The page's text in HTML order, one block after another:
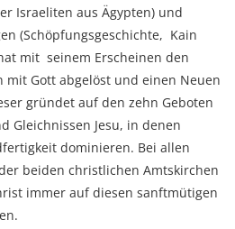
Israeliten aus Ägypten) und
(Schöpfungsgeschichte, Kain
mit seinem Erscheinen den
mit Gott abgelöst und einen Neuen
gründet auf den zehn Geboten
Gleichnissen Jesu, in denen
dominieren. Bei allen
beiden christlichen Amtskirchen
immer auf diesen sanftmütigen